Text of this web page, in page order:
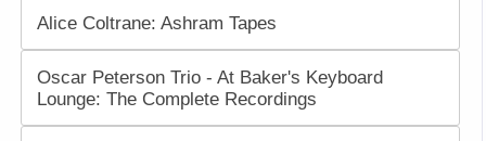
Alice Coltrane: Ashram Tapes
Oscar Peterson Trio - At Baker's Keyboard
Lounge: The Complete Recordings